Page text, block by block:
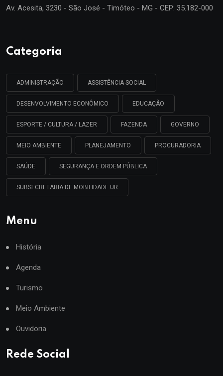
Av. Acesita, 3230 - São José - Timóteo - MG - CEP: 35.182-000
Categoria
ADMINISTRAÇÃO ASSISTÊNCIA SOCIAL
DESENVOLVIMENTO ECONÔMICO EDUCAÇÃO
ESPORTE / CULTURA / LAZER FAZENDA GOVERNO
MEIO AMBIENTE PLANEJAMENTO PROCURADORIA
SAÚDE SEGURANÇA E ORDEM PÚBLICA
SUBSECRETARIA DE MOBILIDADE UR
Menu
História
Agenda
Turismo
Meio Ambiente
Ouvidoria
Rede Social